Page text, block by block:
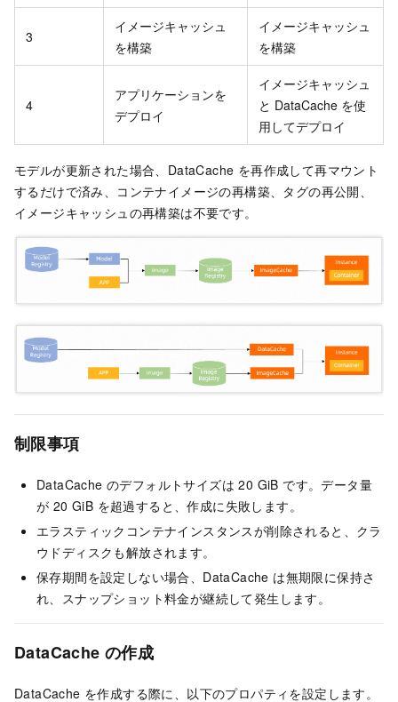
3
イメージキャッシュ
を構築
イメージキャッシュ
を構築
4
アプリケーションを
デプロイ
イメージキャッシュ
と DataCache を使
用してデプロイ
モデルが更新された場合、DataCache を再作成して再マウント
するだけで済み、コンテナイメージの再構築、タグの再公開、
イメージキャッシュの再構築は不要です。
制限事項
DataCache のデフォルトサイズは 20 GiB です。データ量
が 20 GiB を超過すると、作成に失敗します。
エラスティックコンテナインスタンスが削除されると、クラ
ウドディスクも解放されます。
保存期間を設定しない場合、DataCache は無期限に保持さ
れ、スナップショット料金が継続して発生します。
DataCache の作成
DataCache を作成する際に、以下のプロパティを設定します。